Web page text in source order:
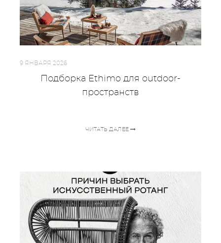
9 ЯНВАРЯ 2026
Подборка Ethimo для outdoor-
пространств
ЧИТАТЬ ДАЛЕЕ